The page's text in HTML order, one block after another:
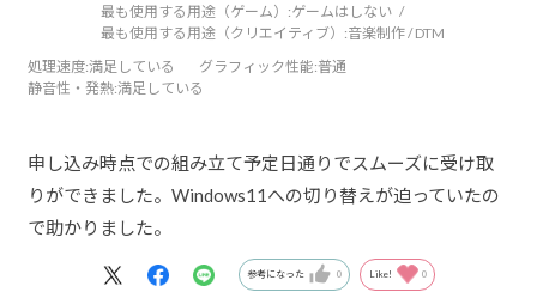
最も使用する用途（ゲーム）:ゲームはしない
最も使用する用途（クリエイティブ）:音楽制作 / DTM
処理速度:満足している グラフィック性能:普通
静音性・発熱:満足している
申し込み時点での組み立て予定日通りでスムーズに受け取
りができました。Windows11への切り替えが迫っていたの
で助かりました。
参考になった 0 Like! 0